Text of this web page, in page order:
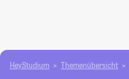
HeyStudium Themenübersicht